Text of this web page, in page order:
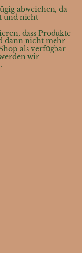
abweichen, da
und nicht
dass Produkte
dann nicht mehr
als verfügbar
wir